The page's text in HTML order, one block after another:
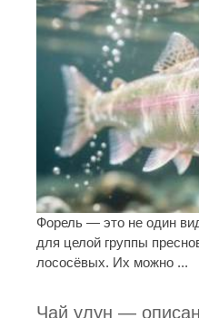
Форель — это не один
для целой группы
лососёвых. Их можно ...
Чай улун —